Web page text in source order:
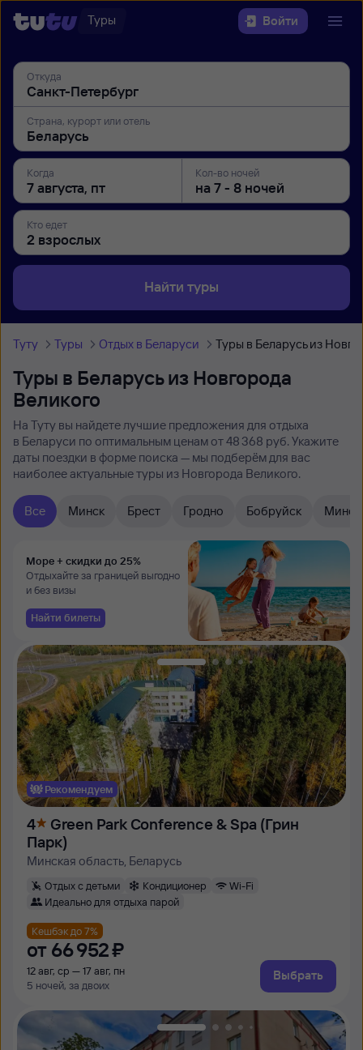
Туры Войти
Откуда
Страна, курорт или отель
Когда Кол-во ночей
Кто едет
Найти туры
Туту Туры Отдых в Беларуси Туры в Беларусь из
Туры в Беларусь из Новгорода
Великого
На Туту вы найдете лучшие предложения для отдыха
в Беларуси по оптимальным ценам от 48 ⁠368 руб. Укажите
даты поездки в форме поиска — мы подберём для вас
наиболее актуальные туры из Новгорода Великого.
Все Минск Брест Гродно Бобруйск
Море + скидки до 25%
Отдыхайте за границей выгодно
и без визы
Найти билеты
Рекомендуем
4
Green Park Conference & Spa (Грин
Парк)
Минская область, Беларусь
Отдых с детьми Кондиционер
Wi-Fi
Идеально для отдыха парой
Кешбэк до 7%
от 66 ⁠952 ⁠₽
12 авг, ср — 17 авг, пн
5 ночей, за двоих
Выбрать